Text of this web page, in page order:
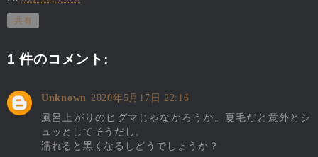
共有
1 件のコメント:
Unknown 2020年5月17日 22:16
風呂上がりのヒグマじゃなかろうか。夏毛だと意外とシ
ュッとしてそうだし。
濡れると黒くなるしどうでしょうか？